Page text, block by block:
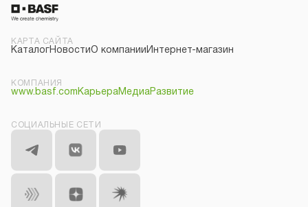
КАРТА САЙТА
КаталогНовостиО компании Интернет-магазин
КОМПАНИЯ
www.basf.com КарьераМедиаРазвитие
СОЦИАЛЬНЫЕ СЕТИ